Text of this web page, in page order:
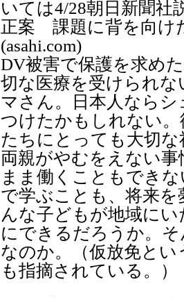
いては4/28朝日新聞社
正案 課題に背を向け
(asahi.com)
DV被害で保護を求め
切な医療を受けられ
マさん。日本人なら
つけたかもしれない
たちにとっても大切
両親がやむをえない
まま働くこともでき
で学ぶことも、将来
んな子どもが地域に
にできるだろうか。
なのか。（仮放免と
も指摘されている。）